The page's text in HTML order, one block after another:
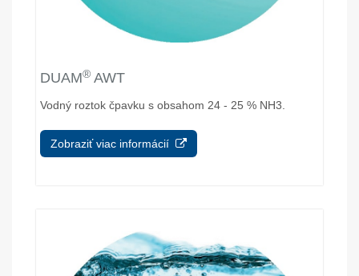
DUAM® AWT
Vodný roztok čpavku s obsahom 24 - 25 % NH3.
Zobraziť viac informácií